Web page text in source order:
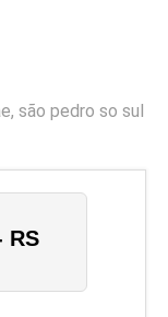
, são pedro so sul
RS